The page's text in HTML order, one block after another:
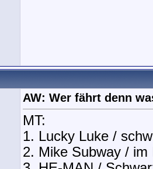
AW: Wer fährt denn
MT:
1. Lucky Luke /
2. Mike Subway / im